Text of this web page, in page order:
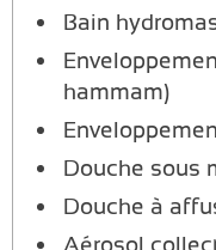
Bain
hammam)
Douche sous
Douche à
Aérosol